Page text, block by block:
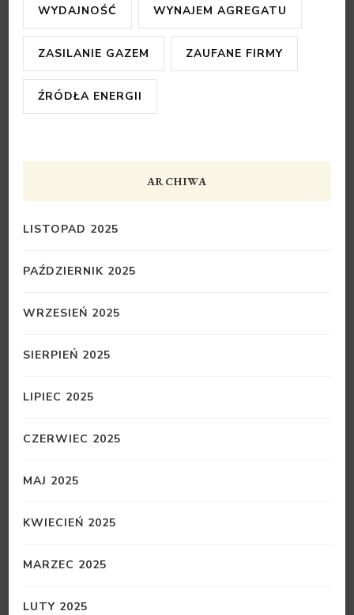
WYDAJNOŚĆ WYNAJEM AGREGATU
ZASILANIE GAZEM ZAUFANE FIRMY
ŹRÓDŁA ENERGII
ARCHIWA
LISTOPAD 2025
PAŹDZIERNIK 2025
WRZESIEŃ 2025
SIERPIEŃ 2025
LIPIEC 2025
CZERWIEC 2025
MAJ 2025
KWIECIEŃ 2025
MARZEC 2025
LUTY 2025